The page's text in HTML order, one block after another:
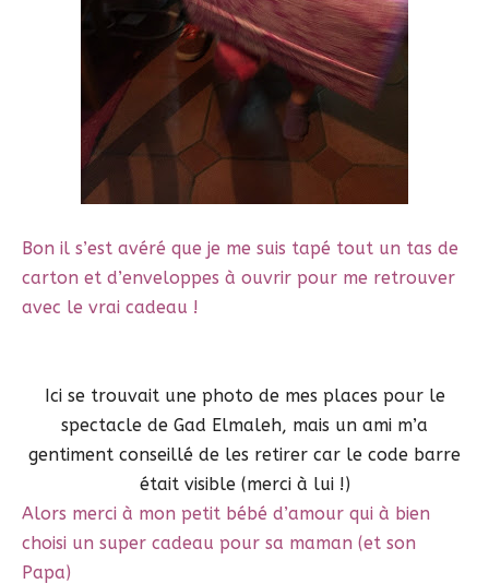
Bon il s’est avéré que je me suis tapé tout un tas de
carton et d’enveloppes à ouvrir pour me retrouver
avec le vrai cadeau !
Ici se trouvait une photo de mes places pour le
spectacle de Gad Elmaleh, mais un ami m’a
gentiment conseillé de les retirer car le code barre
était visible (merci à lui !)
Alors merci à mon petit bébé d’amour qui à bien
choisi un super cadeau pour sa maman (et son
Papa)